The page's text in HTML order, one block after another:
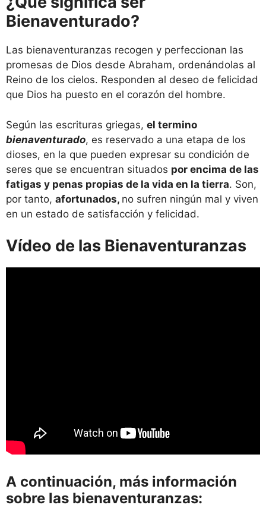
Bienaventurado?
Las bienaventuranzas recogen y perfeccionan las
promesas de Dios desde Abraham, ordenándolas al
Reino de los cielos. Responden al deseo de felicidad
que Dios ha puesto en el corazón del hombre.
Según las escrituras griegas, el termino
bienaventurado, es reservado a una etapa de los
dioses, en la que pueden expresar su condición de
seres que se encuentran situados por encima de las
fatigas y penas propias de la vida en la tierra. Son,
por tanto, afortunados, no sufren ningún mal y viven
en un estado de satisfacción y felicidad.
Vídeo de las Bienaventuranzas
A continuación, más información
sobre las bienaventuranzas: